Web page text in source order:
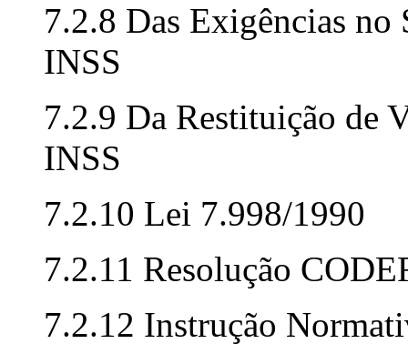
7.2.8 Das Exigências
INSS
7.2.9 Da Restituição de
INSS
7.2.10 Lei 7.998/1990
7.2.11 Resolução
7.2.12 Instrução